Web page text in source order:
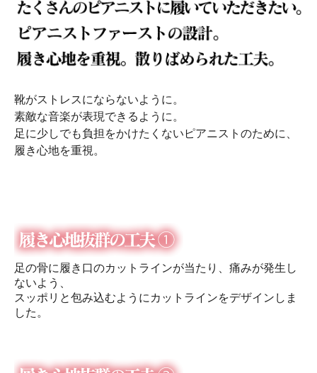
靴がストレスにならないように。
素敵な音楽が表現できるように。
足に少しでも負担をかけたくないピアニストのために、
履き心地を重視。
足の骨に履き口のカットラインが当たり、痛みが発生し
ないよう、
スッポリと包み込むようにカットラインをデザインしま
した。